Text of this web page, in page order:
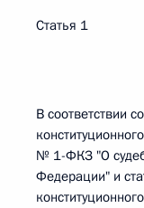
Статья 1
В соответствии
№ 1-ФКЗ "О
Федерации" и